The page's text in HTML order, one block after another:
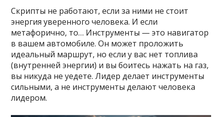
Скрипты не работают, если за ними не стоит
энергия уверенного человека. И если
метафорично, то… Инструменты — это навигатор
в вашем автомобиле. Он может проложить
идеальный маршрут, но если у вас нет топлива
(внутренней энергии) и вы боитесь нажать на газ,
вы никуда не уедете. Лидер делает инструменты
сильными, а не инструменты делают человека
лидером.